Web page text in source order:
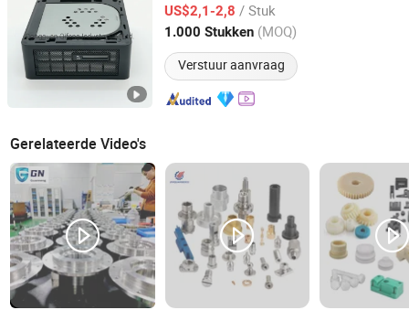
US$2,1-2,8 / Stuk
1.000 Stukken (MOQ)
Verstuur aanvraag
Guangdong, China Sinds 2022
Gerelateerde Video's